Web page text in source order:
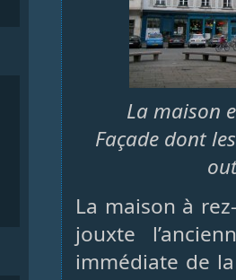
La maison
Façade dont
La maison à
jouxte
immédiate de la